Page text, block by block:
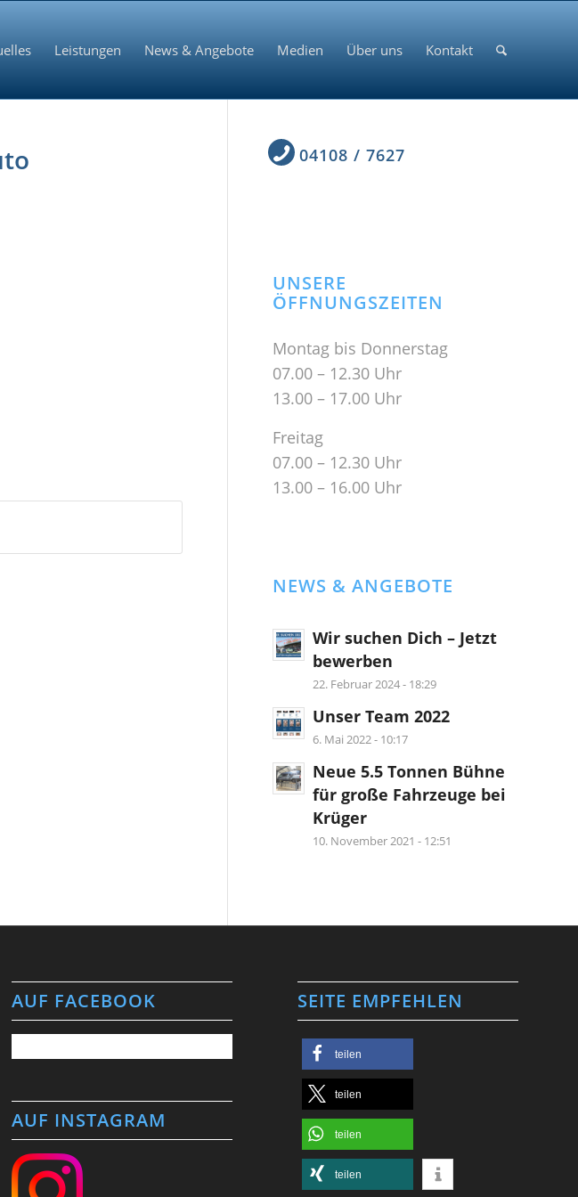
Leistungen News & Angebote Medien Über uns Kontakt
04108 / 7627
UNSERE
ÖFFNUNGSZEITEN
Montag bis Donnerstag
07.00 – 12.30 Uhr
13.00 – 17.00 Uhr
Freitag
07.00 – 12.30 Uhr
13.00 – 16.00 Uhr
NEWS & ANGEBOTE
Wir suchen Dich – Jetzt
bewerben
22. Februar 2024 - 18:29
Unser Team 2022
6. Mai 2022 - 10:17
Neue 5.5 Tonnen Bühne
für große Fahrzeuge bei
Krüger
10. November 2021 - 12:51
AUF FACEBOOK
AUF INSTAGRAM
SEITE EMPFEHLEN
teilen
teilen
teilen
teilen